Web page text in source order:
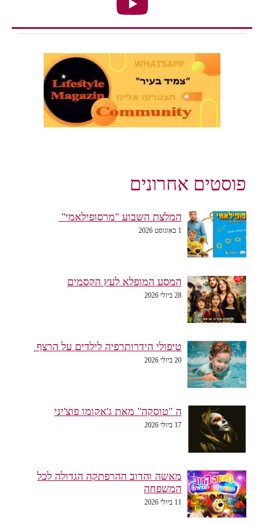
פוסטים אחרונים
המלצת השבוע "מרסופילאמי"
1 באוגוסט 2026
המסע המופלא לעץ הקסמים
28 ביולי 2026
טיפולי הידרותרפיה לילדים על הרצף
20 ביולי 2026
ה "טוסקה" מאת ג'אקומו פוצ'יני
17 ביולי 2026
מאשה והדוב ההרפתקה הגדולה לכל
המשפחה
11 ביולי 2026